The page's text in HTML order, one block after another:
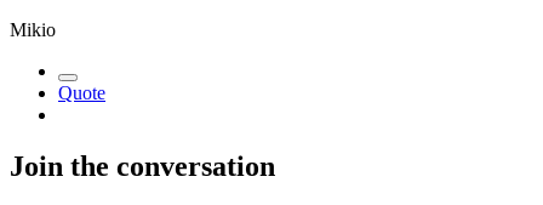
Mikio
Quote
Join the conversation